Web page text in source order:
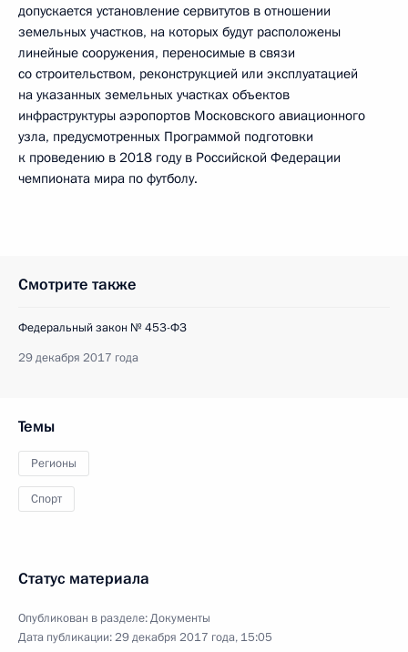
допускается установление сервитутов в отношении
земельных участков, на которых будут расположены
линейные сооружения, переносимые в связи
со строительством, реконструкцией или эксплуатацией
на указанных земельных участках объектов
инфраструктуры аэропортов Московского авиационного
узла, предусмотренных Программой подготовки
к проведению в 2018 году в Российской Федерации
чемпионата мира по футболу.
Смотрите также
Федеральный закон № 453-ФЗ
29 декабря 2017 года
Темы
Регионы
Спорт
Статус материала
Опубликован в разделе:Документы
Дата публикации:29 декабря 2017 года, 15:05